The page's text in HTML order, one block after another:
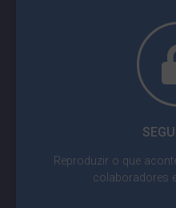
Reproduzir o que
colaboradores